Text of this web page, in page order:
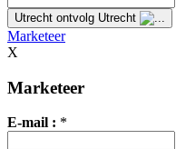
Utrecht ontvolg Utrecht
Marketeer
X
Marketeer
E-mail : *